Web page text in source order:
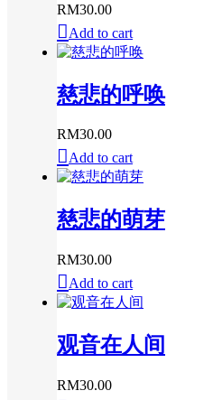
RM30.00
Add to cart
慈悲的呼唤
RM30.00
Add to cart
慈悲的萌芽
RM30.00
Add to cart
观音在人间
RM30.00